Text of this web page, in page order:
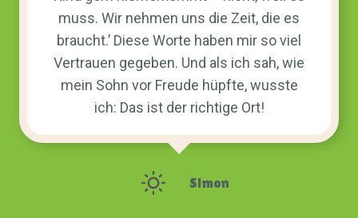
muss. Wir nehmen uns die Zeit, die es
braucht.’ Diese Worte haben mir so viel
Vertrauen gegeben. Und als ich sah, wie
mein Sohn vor Freude hüpfte, wusste
ich: Das ist der richtige Ort!
Simon